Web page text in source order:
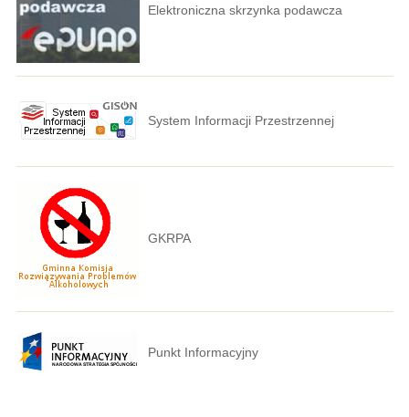
Elektroniczna skrzynka podawcza
System Informacji Przestrzennej
GKRPA
Punkt Informacyjny